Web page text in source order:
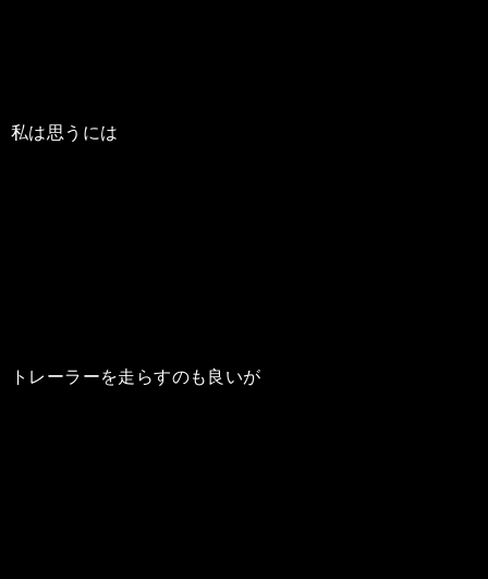
私は思うには
トレーラーを走らすのも良いが